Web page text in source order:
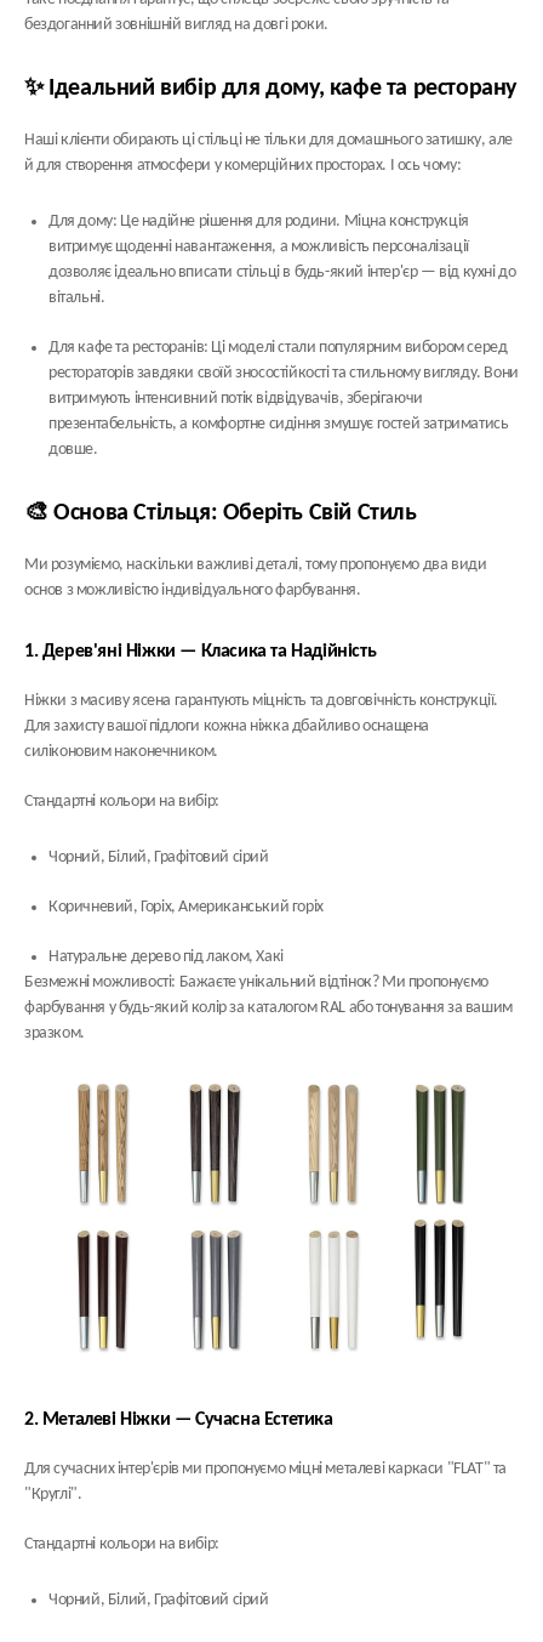
бездоганний зовнішній вигляд на довгі роки.
✨ Ідеальний вибір для дому, кафе та ресторану
Наші клієнти обирають ці стільці не тільки для домашнього затишку, але
й для створення атмосфери у комерційних просторах. І ось чому:
Для дому: Це надійне рішення для родини. Міцна конструкція
витримує щоденні навантаження, а можливість персоналізації
дозволяє ідеально вписати стільці в будь-який інтер'єр — від кухні до
вітальні.
Для кафе та ресторанів: Ці моделі стали популярним вибором серед
рестораторів завдяки своїй зносостійкості та стильному вигляду. Вони
витримують інтенсивний потік відвідувачів, зберігаючи
презентабельність, а комфортне сидіння змушує гостей затриматись
довше.
🎨 Основа Стільця: Оберіть Свій Стиль
Ми розуміємо, наскільки важливі деталі, тому пропонуємо два види
основ з можливістю індивідуального фарбування.
1. Дерев'яні Ніжки — Класика та Надійність
Ніжки з масиву ясена гарантують міцність та довговічність конструкції.
Для захисту вашої підлоги кожна ніжка дбайливо оснащена
силіконовим наконечником.
Стандартні кольори на вибір:
Чорний, Білий, Графітовий сірий
Коричневий, Горіх, Американський горіх
Натуральне дерево під лаком, Хакі
Безмежні можливості: Бажаєте унікальний відтінок? Ми пропонуємо
фарбування у будь-який колір за каталогом RAL або тонування за вашим
зразком.
2. Металеві Ніжки — Сучасна Естетика
Для сучасних інтер'єрів ми пропонуємо міцні металеві каркаси "FLAT" та
"Круглі".
Стандартні кольори на вибір:
Чорний, Білий, Графітовий сірий